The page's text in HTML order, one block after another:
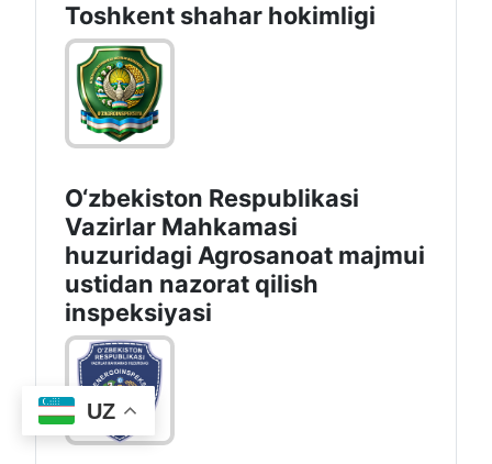
UZ
Toshkеnt shаhаr hоkimligi
O‘zbekiston Respublikasi
Vazirlar Mahkamasi
huzuridagi Agrosanoat majmui
ustidan nazorat qilish
inspeksiyasi